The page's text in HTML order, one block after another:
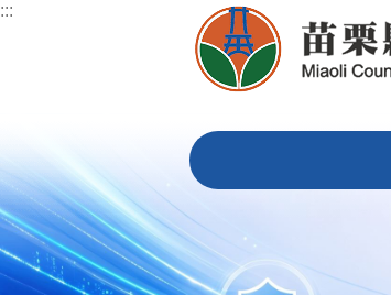
跳到主要內容區塊
:::